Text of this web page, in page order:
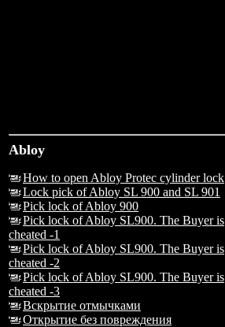
Abloy
How to open Abloy Protec cylinder lock
Lock pick of Abloy SL 900 and SL 901
Pick lock of Abloy 900
Pick lock of Abloy SL900. The Buyer is
cheated -1
Pick lock of Abloy SL900. The Buyer is
cheated -2
Pick lock of Abloy SL900. The Buyer is
cheated -3
Вскрытие отмычками
Открытие без повреждения